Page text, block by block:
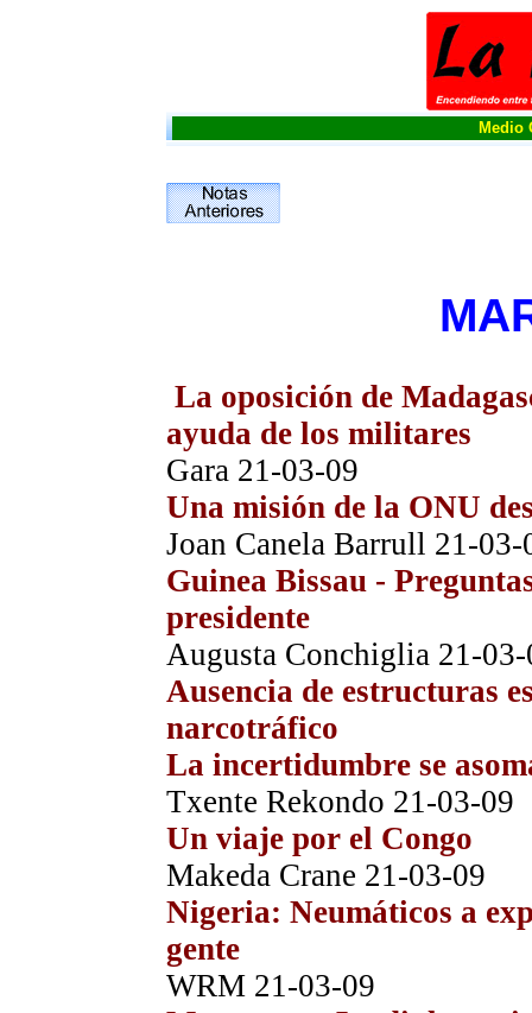
Medio
La oposición de
ayuda de los militares
Gara 21-03-09
Una misión de la ONU
Joan Canela Barrull 21-03-
Guinea Bissau -
presidente
Augusta Conchiglia 21-
Ausencia de estructuras
narcotráfico
La incertidumbre se
Txente Rekondo 21-03-09
Un viaje por el Congo
Makeda Crane 21-03-09
Nigeria: Neumáticos a
gente
WRM 21-03-09